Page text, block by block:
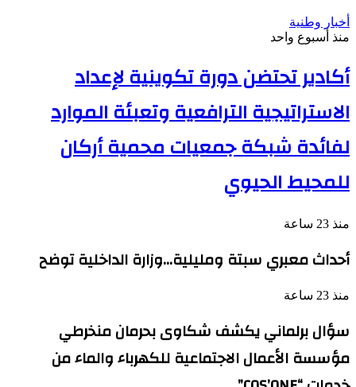
أخبار وطنية
منذ أسبوع واحد
أكادير تحتضن دورة تكوينية لإعداد
الاستراتيجية الترافعية وتعبئة الموارد
لفائدة شبكة جمعيات محمية أركان
للمحيط الحيوي
منذ 23 ساعة
أحداث معبري سبتة ومليلية…وزارة الداخلية توضح
منذ 23 ساعة
سؤال برلماني يكشف شكاوى بحرمان منخرطي
مؤسسة الأعمال الاجتماعية للكهرباء والماء من